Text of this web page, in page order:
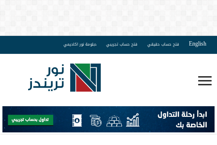
English فتح حساب حقيقي فتح حساب تجريبي دبلومة نور اكاديمي